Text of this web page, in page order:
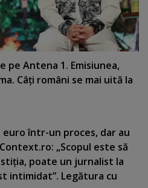
pe Antena 1. Emisiunea,
Câţi români se mai uită la
într-un proces, dar au
„Scopul este să
poate un jurnalist la
intimidat”. Legătura cu